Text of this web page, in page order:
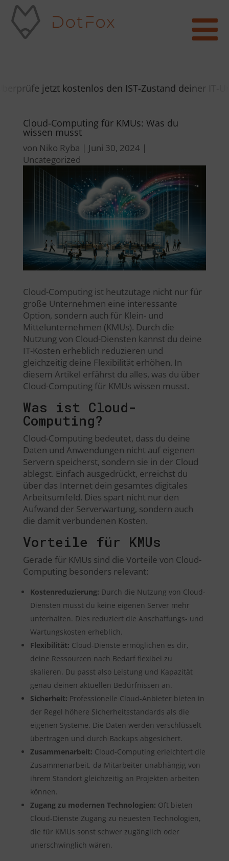

jetzt kostenlos den IST-Zustand deiner IT-
Cloud-Computing für KMUs: Was du
wissen musst
von Niko Ryba | Juni 30, 2024 |
Uncategorized
Cloud-Computing ist heutzutage nicht nur für
große Unternehmen eine interessante
Option, sondern auch für Klein- und
Mittelunternehmen (KMUs). Durch die
Nutzung von Cloud-Diensten kannst du deine
IT-Kosten erheblich reduzieren und
gleichzeitig deine Flexibilität erhöhen. In
diesem Artikel erfährst du alles, was du über
Cloud-Computing für KMUs wissen musst.
Was ist Cloud-
Computing?
Cloud-Computing bedeutet, dass du deine
Daten und Anwendungen nicht auf eigenen
Servern speicherst, sondern sie in der Cloud
ablegst. Einfach ausgedrückt, erreichst du
über das Internet dein gesamtes digitales
Arbeitsumfeld. Dies spart nicht nur den
Aufwand der Serverwartung, sondern auch
die damit verbundenen Kosten.
Vorteile für KMUs
Gerade für KMUs sind die Vorteile von Cloud-
Computing besonders relevant:
Kostenreduzierung: Durch die Nutzung von Cloud-
Diensten musst du keine eigenen Server mehr
unterhalten. Dies reduziert die Anschaffungs- und
Wartungskosten erheblich.
Flexibilität: Cloud-Dienste ermöglichen es dir,
deine Ressourcen nach Bedarf flexibel zu
skalieren. Du passt also Leistung und Kapazität
genau deinen aktuellen Bedürfnissen an.
Sicherheit: Professionelle Cloud-Anbieter bieten in
der Regel höhere Sicherheitsstandards als die
eigenen Systeme. Die Daten werden verschlüsselt
übertragen und durch Backups abgesichert.
Zusammenarbeit: Cloud-Computing erleichtert die
Zusammenarbeit, da Mitarbeiter unabhängig von
ihrem Standort gleichzeitig an Projekten arbeiten
können.
Zugang zu modernen Technologien: Oft bieten
Cloud-Dienste Zugang zu neuesten Technologien,
die für KMUs sonst schwer zugänglich oder
unerschwinglich wären.